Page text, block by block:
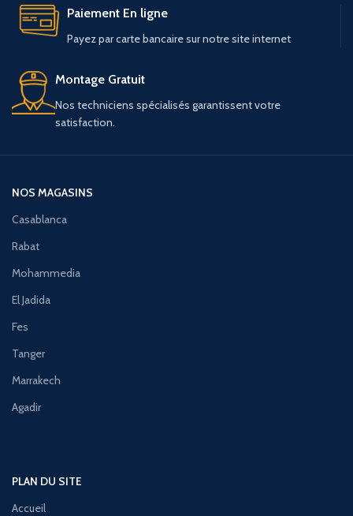
Paiement En ligne
Payez par carte bancaire sur notre site internet
Montage Gratuit
Nos techniciens spécialisés garantissent votre
satisfaction.
NOS MAGASINS
Casablanca
Rabat
Mohammedia
El Jadida
Fes
Tanger
Marrakech
Agadir
PLAN DU SITE
Accueil